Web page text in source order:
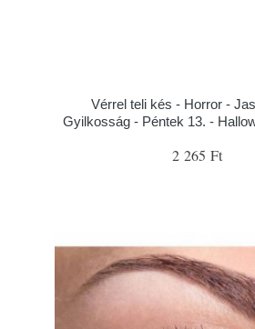
Vérrel teli kés - Horror -
Gyilkosság - Péntek 13. -
2 265 Ft